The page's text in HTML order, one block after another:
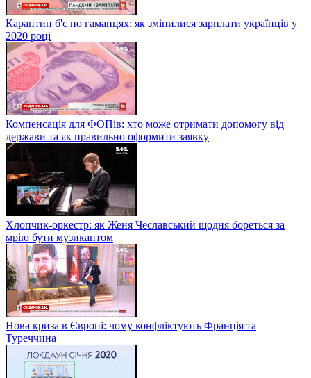
Карантин б'є по гаманцях: як змінилися зарплати українців у
2020 році
Компенсація для ФОПів: хто може отримати допомогу від
держави та як правильно оформити заявку
Хлопчик-оркестр: як Женя Чеславський щодня бореться за
мрію бути музикантом
Нова криза в Європі: чому конфліктують Франція та
Туреччина